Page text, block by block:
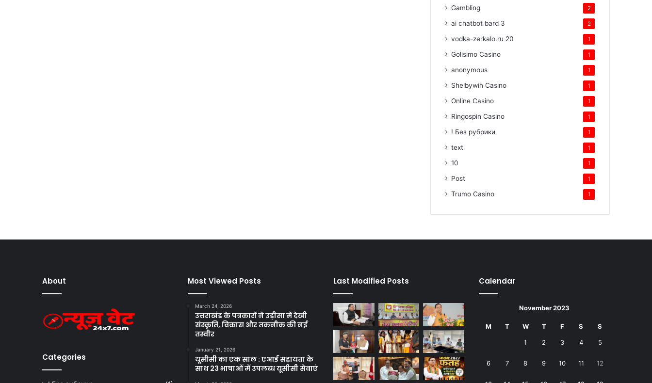
Gambling 2
ai chatbot bard 3 2
vodka-zerkalo.ru 20 1
Golisimo Casino 1
anonymous 1
Shelbywin Casino 1
Online Casino 1
Ringospin Casino 1
! Без рубрики 1
text 1
10 1
Post 1
Trumo Casino 1
About
Categories
Most Viewed Posts
March 24, 2026
उत्तराखंड के पत्रकारों ने उड़ीसा में देखी
संस्कृति, विकास और तकनीक की नई
तस्वीर
January 21, 2026
यूसीसी का एक साल : एआई सहायता के
साथ 23 भाषाओं में उपलब्ध यूसीसी सेवाएं
Last Modified Posts Calendar
November 2023
M T W T F S S
1 2 3 4 5
6 7 8 9 10 11 12